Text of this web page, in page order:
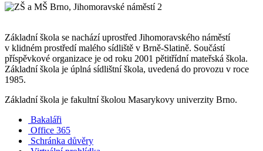
Základní škola se nachází uprostřed Jihomoravského náměstí
v klidném prostředí malého sídliště v Brně-Slatině. Součástí
příspěvkové organizace je od roku 2001 pětitřídní mateřská škola.
Základní škola je úplná sídlištní škola, uvedená do provozu v roce
1985.
Základní škola je fakultní školou Masarykovy univerzity Brno.
Bakaláři
Office 365
Schránka důvěry